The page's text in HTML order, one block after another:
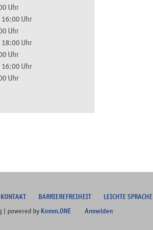
Uhr
16:00 Uhr
Uhr
18:00 Uhr
Uhr
16:00 Uhr
Uhr
KONTAKT BARRIEREFREIHEIT LEICHTE SPRACHE
| powered by Komm.ONE Anmelden